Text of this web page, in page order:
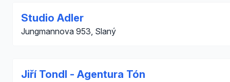
Studio Adler
Jungmannova 953, Slaný
Jiří Tondl - Agentura Tón